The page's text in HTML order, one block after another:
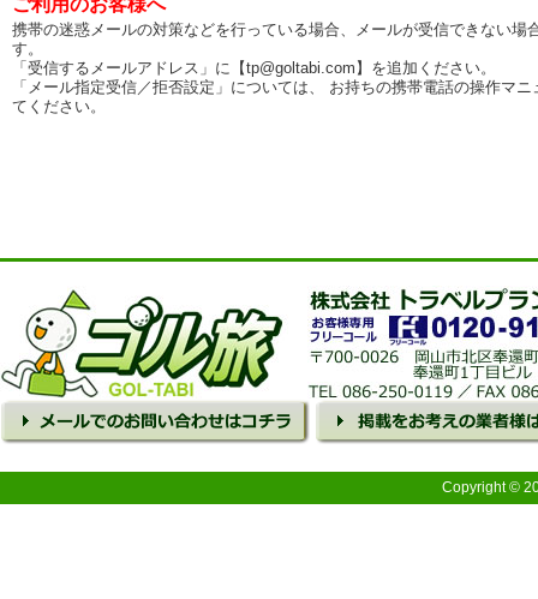
ご利用のお客様へ
携帯の迷惑メールの対策などを行っている場合、メールが受信できない場
す。
「受信するメールアドレス」に【tp@goltabi.com】を追加ください。
「メール指定受信／拒否設定」については、 お持ちの携帯電話の操作マ
てください。
Copyright ©